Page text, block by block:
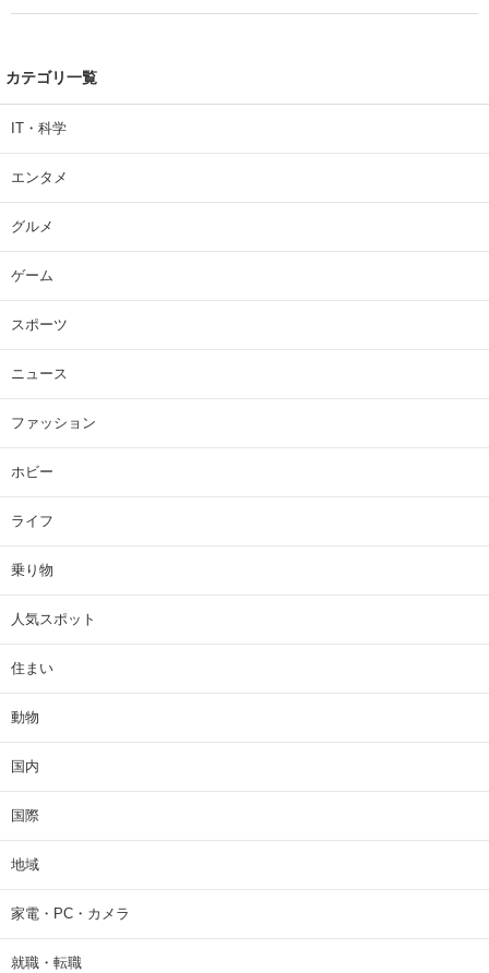
カテゴリ一覧
IT・科学
エンタメ
グルメ
ゲーム
スポーツ
ニュース
ファッション
ホビー
ライフ
乗り物
人気スポット
住まい
動物
国内
国際
地域
家電・PC・カメラ
就職・転職